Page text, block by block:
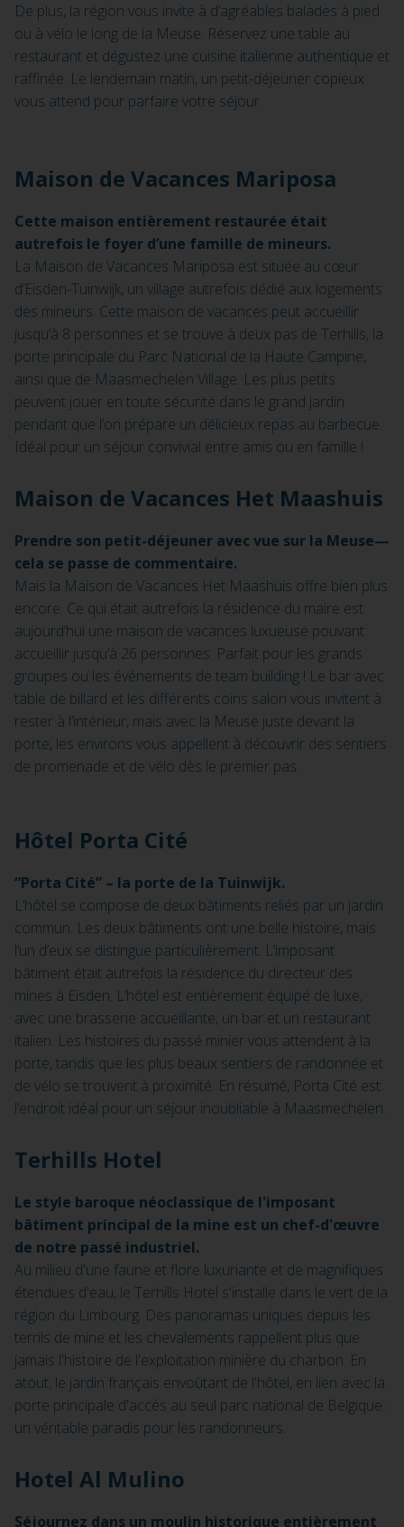
De plus, la région vous invite à d’agréables balades à pied
ou à vélo le long de la Meuse. Réservez une table au
restaurant et dégustez une cuisine italienne authentique et
raffinée. Le lendemain matin, un petit-déjeuner copieux
vous attend pour parfaire votre séjour.
Maison de Vacances Mariposa
Cette maison entièrement restaurée était
autrefois le foyer d’une famille de mineurs.
La Maison de Vacances Mariposa est située au cœur
d’Eisden-Tuinwijk, un village autrefois dédié aux logements
des mineurs. Cette maison de vacances peut accueillir
jusqu’à 8 personnes et se trouve à deux pas de Terhills, la
porte principale du Parc National de la Haute Campine,
ainsi que de Maasmechelen Village. Les plus petits
peuvent jouer en toute sécurité dans le grand jardin
pendant que l’on prépare un délicieux repas au barbecue.
Idéal pour un séjour convivial entre amis ou en famille !
Maison de Vacances Het Maashuis
Prendre son petit-déjeuner avec vue sur la Meuse—
cela se passe de commentaire.
Mais la Maison de Vacances Het Maashuis offre bien plus
encore. Ce qui était autrefois la résidence du maire est
aujourd’hui une maison de vacances luxueuse pouvant
accueillir jusqu’à 26 personnes. Parfait pour les grands
groupes ou les événements de team building ! Le bar avec
table de billard et les différents coins salon vous invitent à
rester à l’intérieur, mais avec la Meuse juste devant la
porte, les environs vous appellent à découvrir des sentiers
de promenade et de vélo dès le premier pas.
Hôtel Porta Cité
“Porta Cité” – la porte de la Tuinwijk.
L’hôtel se compose de deux bâtiments reliés par un jardin
commun. Les deux bâtiments ont une belle histoire, mais
l’un d’eux se distingue particulièrement. L’imposant
bâtiment était autrefois la résidence du directeur des
mines à Eisden. L’hôtel est entièrement équipé de luxe,
avec une brasserie accueillante, un bar et un restaurant
italien. Les histoires du passé minier vous attendent à la
porte, tandis que les plus beaux sentiers de randonnée et
de vélo se trouvent à proximité. En résumé, Porta Cité est
l’endroit idéal pour un séjour inoubliable à Maasmechelen.
Terhills Hotel
Le style baroque néoclassique de l'imposant
bâtiment principal de la mine est un chef-d'œuvre
de notre passé industriel.
Au milieu d'une faune et flore luxuriante et de magnifiques
étendues d'eau, le Terhills Hotel s'installe dans le vert de la
région du Limbourg. Des panoramas uniques depuis les
terrils de mine et les chevalements rappellent plus que
jamais l'histoire de l'exploitation minière du charbon. En
atout, le jardin français envoûtant de l'hôtel, en lien avec la
porte principale d'accès au seul parc national de Belgique :
un véritable paradis pour les randonneurs.
Hotel Al Mulino
Séjournez dans un moulin historique entièrement